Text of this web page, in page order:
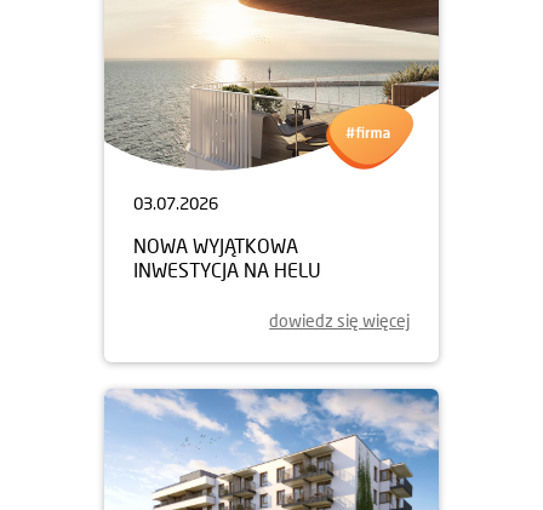
03.07.2026
NOWA WYJĄTKOWA
INWESTYCJA NA HELU
dowiedz się więcej